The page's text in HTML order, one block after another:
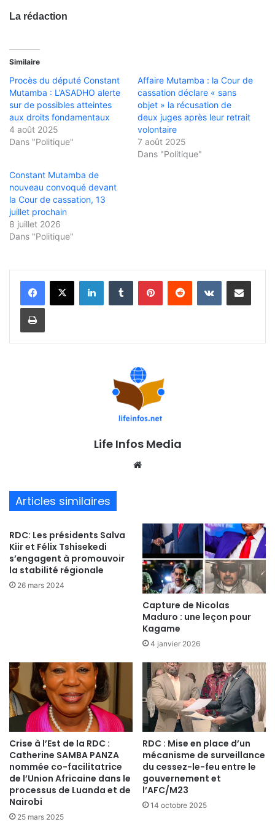
La rédaction
Similaire
Procès du député Constant
Mutamba : L’ASADHO alerte
sur de possibles atteintes
aux droits fondamentaux
4 août 2025
Dans "Politique"
Affaire Mutamba : la Cour de
cassation déclare « sans
objet » la récusation de
deux juges après leur retrait
volontaire
7 août 2025
Dans "Politique"
Constant Mutamba de
nouveau convoqué devant
la Cour de cassation, 13
juillet prochain
8 juillet 2026
Dans "Politique"
Life Infos Media
Articles similaires
RDC: Les présidents Salva
Kiir et Félix Tshisekedi
s’engagent à promouvoir
la stabilité régionale
26 mars 2024
Capture de Nicolas
Maduro : une leçon pour
Kagame
4 janvier 2026
Crise à l’Est de la RDC :
Catherine SAMBA PANZA
nommée co-facilitatrice
de l’Union Africaine dans le
processus de Luanda et de
Nairobi
25 mars 2025
RDC : Mise en place d’un
mécanisme de surveillance
du cessez-le-feu entre le
gouvernement et
l’AFC/M23
14 octobre 2025